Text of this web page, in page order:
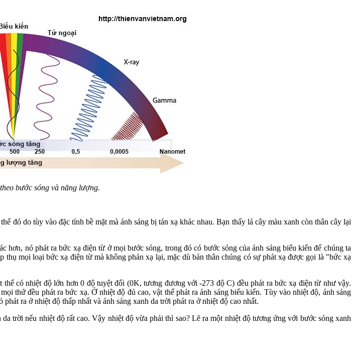
bước sóng và năng lượng.
đó do tùy vào đặc tính bề mặt mà ánh sáng bị tán xạ khác nhau. Bạn thấy lá cây màu xanh còn thân cây lại
nó phát ra bức xạ điện từ ở mọi bước sóng, trong đó có bước sóng của ánh sáng biểu kiến để chúng ta
mọi loại bức xạ điện từ mà không phản xạ lại, mặc dù bản thân chúng có sự phát xạ được gọi là "bức xạ
có nhiệt độ lớn hơn 0 độ tuyệt đối (0K, tương đương với -273 độ C) đều phát ra bức xạ điện từ như vậy.
thứ đều phát ra bức xạ. Ở nhiệt độ đủ cao, vật thể phát ra ánh sáng biểu kiến. Tùy vào nhiệt độ, ánh sáng
ra ở nhiệt độ thấp nhất và ánh sáng xanh da trời phát ra ở nhiệt độ cao nhất.
trời nếu nhiệt độ rất cao. Vậy nhiệt độ vừa phải thì sao? Lẽ ra một nhiệt độ tương ứng với bước sóng xanh